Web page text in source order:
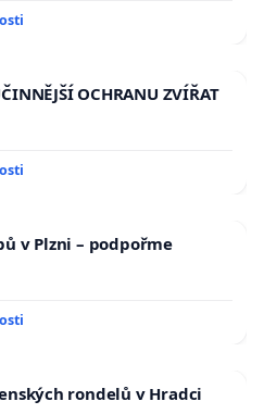
OCHRANU ZVÍŘAT
v Plzni – podpořme
rondelů v Hradci